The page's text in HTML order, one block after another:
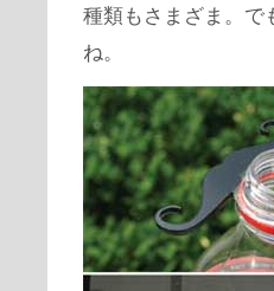
種類もさまざま。で
ね。